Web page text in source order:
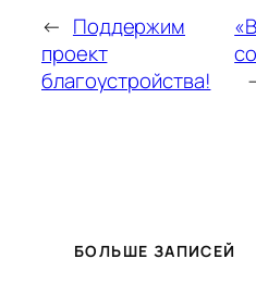
← Поддержим
проект
благоустройства!
БОЛЬШЕ ЗАПИСЕЙ